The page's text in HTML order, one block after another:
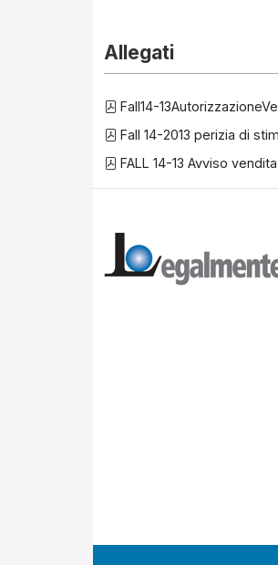
Allegati
Fall14-
Fall 14-2013 perizia di
FALL 14-13 Avviso